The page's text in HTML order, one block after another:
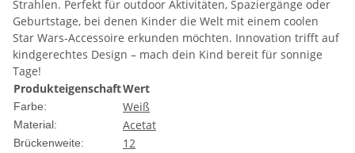
Strahlen. Perfekt für outdoor Aktivitäten, Spaziergänge oder
Geburtstage, bei denen Kinder die Welt mit einem coolen
Star Wars-Accessoire erkunden möchten. Innovation trifft auf
kindgerechtes Design – mach dein Kind bereit für sonnige
Tage!
ProdukteigenschaftWert
Farbe: Weiß
Material: Acetat
Brückenweite: 12